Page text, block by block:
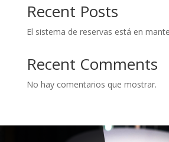
Recent Posts
El sistema de reservas está en
Recent Comments
No hay comentarios que mostrar.